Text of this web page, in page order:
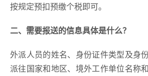
按规定预扣预缴个税即可。
二、 需要报送的信息具体是什么？
外派人员的姓名、身份证件类型及身
派往国家和地区、境外工作单位名称